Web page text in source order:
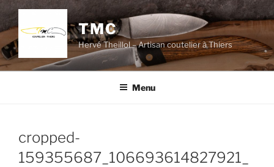
Aller
contenu
principal
TMC
Hervé Theillol – Artisan coutelier à Thiers
Menu
cropped-
159355687_106693614827921_